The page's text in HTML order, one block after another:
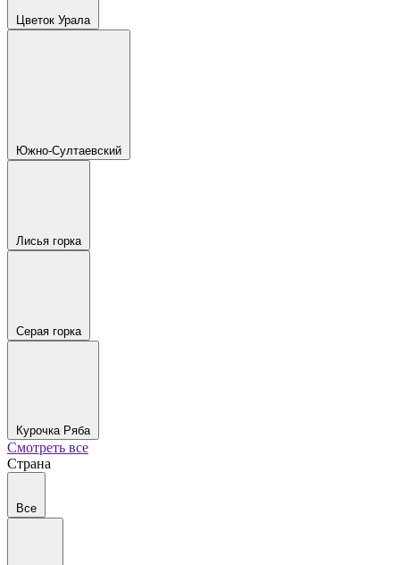
Цветок Урала
Южно-Султаевский
Лисья горка
Серая горка
Курочка Ряба
Смотреть все
Страна
Все